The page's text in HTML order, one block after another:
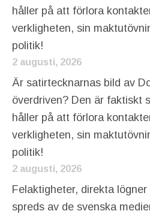
håller på att förlora
verkligheten, sin
politik!
2 augusti, 2026
Är satirtecknarnas bild av
överdriven? Den är faktiskt
håller på att förlora
verkligheten, sin
politik!
2 augusti, 2026
Felaktigheter, direkta
spreds av de svenska